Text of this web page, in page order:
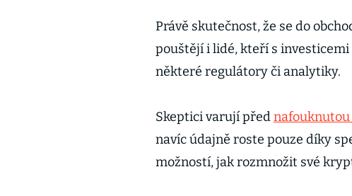
Právě skutečnost, že se do
pouštějí i lidé, kteří s
některé regulátory či analytiky.
Skeptici varují před
navíc údajně roste pouze díky
možností, jak rozmnožit své